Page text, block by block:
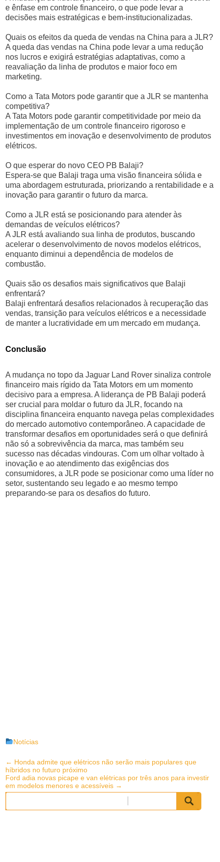
e ênfase em controle financeiro, o que pode levar a
decisões mais estratégicas e bem-institucionalizadas.
Quais os efeitos da queda de vendas na China para a JLR?
A queda das vendas na China pode levar a uma redução
nos lucros e exigirá estratégias adaptativas, como a
reavaliação da linha de produtos e maior foco em
marketing.
Como a Tata Motors pode garantir que a JLR se mantenha
competitiva?
A Tata Motors pode garantir competitividade por meio da
implementação de um controle financeiro rigoroso e
investimentos em inovação e desenvolvimento de produtos
elétricos.
O que esperar do novo CEO PB Balaji?
Espera-se que Balaji traga uma visão financeira sólida e
uma abordagem estruturada, priorizando a rentabilidade e a
inovação para garantir o futuro da marca.
Como a JLR está se posicionando para atender às
demandas de veículos elétricos?
A JLR está avaliando sua linha de produtos, buscando
acelerar o desenvolvimento de novos modelos elétricos,
enquanto diminui a dependência de modelos de
combustão.
Quais são os desafios mais significativos que Balaji
enfrentará?
Balaji enfrentará desafios relacionados à recuperação das
vendas, transição para veículos elétricos e a necessidade
de manter a lucratividade em um mercado em mudança.
Conclusão
A mudança no topo da Jaguar Land Rover sinaliza controle
financeiro mais rígido da Tata Motors em um momento
decisivo para a empresa. A liderança de PB Balaji poderá
ser crucial para moldar o futuro da JLR, focando na
disciplina financeira enquanto navega pelas complexidades
do mercado automotivo contemporâneo. A capacidade de
transformar desafios em oportunidades será o que definirá
não só a sobrevivência da marca, mas também seu
sucesso nas décadas vindouras. Com um olhar voltado à
inovação e ao atendimento das exigências dos
consumidores, a JLR pode se posicionar como uma líder no
setor, sustentando seu legado e ao mesmo tempo
preparando-se para os desafios do futuro.
Notícias
Post
navigation
← Honda admite que elétricos não serão mais populares que
híbridos no futuro próximo
Ford adia novas picape e van elétricas por três anos para investir
em modelos menores e acessíveis →
Pesquisar
por: